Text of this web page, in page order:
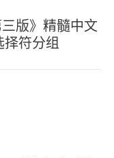
版》精髓中文
符分组